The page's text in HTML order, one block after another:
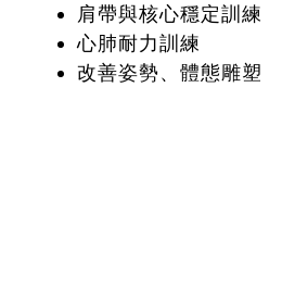
肩帶與核心穩定訓練
心肺耐力訓練
改善姿勢、體態雕塑